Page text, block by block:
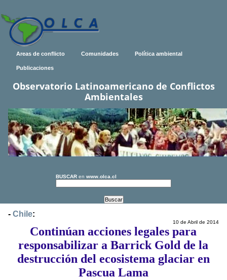
Areas de conflicto Comunidades Política ambiental
Publicaciones
Observatorio Latinoamericano de Conflictos
Ambientales
BUSCAR en www.olca.cl
- Chile:
10 de Abril de 2014
Continúan acciones legales para
responsabilizar a Barrick Gold de la
destrucción del ecosistema glaciar en
Pascua Lama